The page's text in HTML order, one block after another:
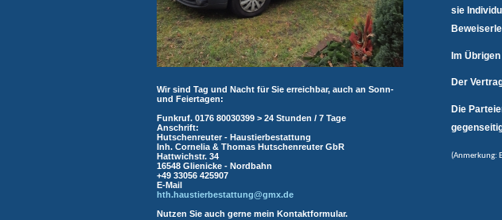
sie
Im
Der
Die
(Anmerkung:
Wir sind Tag und Nacht für Sie erreichbar, auch an Sonn-
und Feiertagen:
Funkruf. 0176 80030399 > 24 Stunden / 7 Tage
Anschrift:
Hutschenreuter - Haustierbestattung
Inh. Cornelia & Thomas Hutschenreuter GbR
Hattwichstr. 34
16548 Glienicke - Nordbahn
+49 33056 425907
E-Mail
hth.haustierbestattung@gmx.de
Nutzen Sie auch gerne mein Kontaktformular.